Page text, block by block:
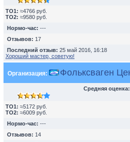
TO1: ≈4766 руб.
TO2: ≈9580 руб.
Нормо-час: ---
Отзывов: 17
Последний отзыв: 25 май 2016, 16:18
Хороший мастер, советую!
Организация: Фольксваген
Средняя оценка:
TO1: ≈5172 руб.
TO2: ≈6009 руб.
Нормо-час: ---
Отзывов: 14